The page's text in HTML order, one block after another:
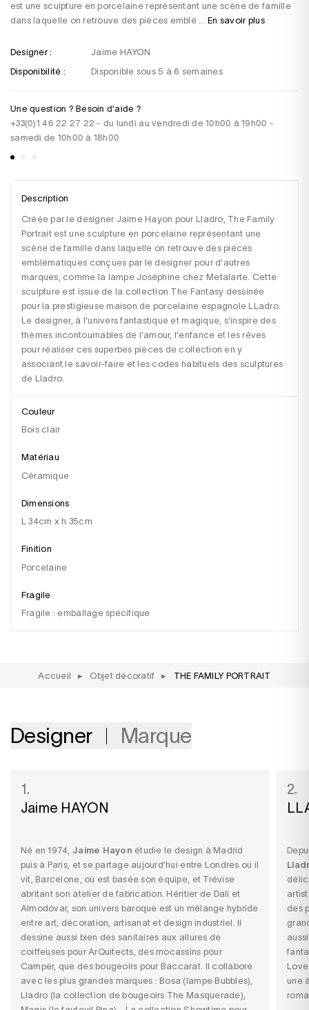
est une sculpture en porcelaine représentant une scène de famille
dans laquelle on retrouve des pièces emblé ...En savoir plus
Designer :
Jaime HAYON
Disponibilité :
Disponible sous 5 à 6 semaines
Une question ? Besoin d'aide ?
+33(0)1 46 22 27 22 - du lundi au vendredi de 10h00 à 19h00 -
samedi de 10h00 à 18h00
Description
Créée par le designer Jaime Hayon pour Lladro, The Family
Portrait est une sculpture en porcelaine représentant une
scène de famille dans laquelle on retrouve des pièces
emblématiques conçues par le designer pour d'autres
marques, comme la lampe Joséphine chez Metalarte. Cette
sculpture est issue de la collection The Fantasy dessinée
pour la prestigieuse maison de porcelaine espagnole LLadro.
Le designer, à l'univers fantastique et magique, s'inspire des
thèmes incontournables de l'amour, l'enfance et les rêves
pour réaliser ces superbes pièces de collection en y
associant le savoir-faire et les codes habituels des sculptures
de Lladro.
Couleur
bois clair
Matériau
céramique
Dimensions
l 34cm x h 35cm
Finition
porcelaine
Fragile
fragile : emballage spécifique
Accueil ▸ Objet décoratif ▸ THE FAMILY PORTRAIT
Designer Marque
1.
Jaime HAYON
Né en 1974, Jaime Hayon étudie le design à Madrid
puis à Paris, et se partage aujourd’hui entre Londres où il
vit, Barcelone, où est basée son équipe, et Trévise
abritant son atelier de fabrication. Héritier de Dalí et
Almodóvar, son univers baroque est un mélange hybride
entre art, décoration, artisanat et design industriel. Il
dessine aussi bien des sanitaires aux allures de
coiffeuses pour ArQuitects, des mocassins pour
Camper, que des bougeoirs pour Baccarat. Il collabore
avec les plus grandes marques : Bosa (lampe Bubbles),
Lladro (la collection de bougeoirs The Masquerade),
2.
des
une